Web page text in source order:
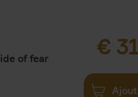
of fear €